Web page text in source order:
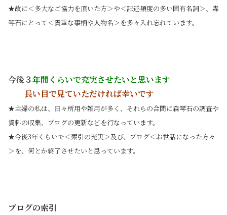
★故に＜多大なご協力を頂いた方＞や＜記述頻度の多い固有名詞＞、森
琴石にとって＜貴重な事柄や人物名＞を多々入れ忘れています。
今後３年間くらいで充実させたいと思います
長い目で見ていただければ幸いです
★主婦の私は、日々所用や雑用が多く、それらの合間に森琴石の調査や
資料の収集、ブログの更新などを行なっています。
★今後3年くらいで＜索引の充実＞及び、ブログ＜お世話になった方々
＞を、何とか終了させたいと思っています。
ブログの索引